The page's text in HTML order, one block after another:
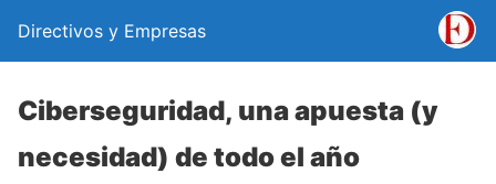
Directivos y Empresas
Ciberseguridad, una apuesta (y
necesidad) de todo el año